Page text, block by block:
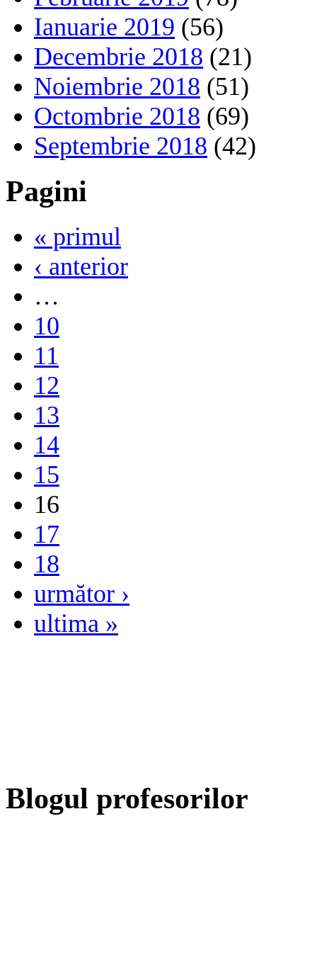
Ianuarie 2019 (56)
Decembrie 2018 (21)
Noiembrie 2018 (51)
Octombrie 2018 (69)
Septembrie 2018 (42)
Pagini
« primul
‹ anterior
…
10
11
12
13
14
15
16
17
18
următor ›
ultima »
Blogul profesorilor